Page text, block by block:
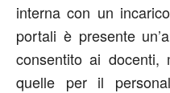
interna con un
portali è presente
consentito ai docenti,
quelle per il